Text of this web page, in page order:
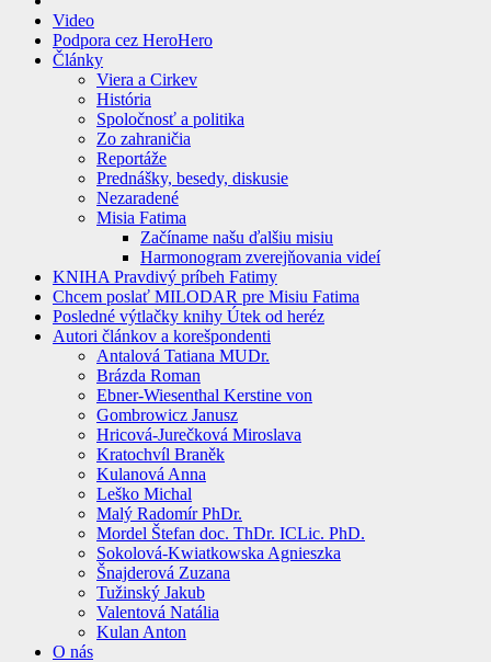
Video
Podpora cez HeroHero
Články
Viera a Cirkev
História
Spoločnosť a politika
Zo zahraničia
Reportáže
Prednášky, besedy, diskusie
Nezaradené
Misia Fatima
Začíname našu ďalšiu misiu
Harmonogram zverejňovania videí
KNIHA Pravdivý príbeh Fatimy
Chcem poslať MILODAR pre Misiu Fatima
Posledné výtlačky knihy Útek od heréz
Autori článkov a korešpondenti
Antalová Tatiana MUDr.
Brázda Roman
Ebner-Wiesenthal Kerstine von
Gombrowicz Janusz
Hricová-Jurečková Miroslava
Kratochvíl Braněk
Kulanová Anna
Leško Michal
Malý Radomír PhDr.
Mordel Štefan doc. ThDr. ICLic. PhD.
Sokolová-Kwiatkowska Agnieszka
Šnajderová Zuzana
Tužinský Jakub
Valentová Natália
Kulan Anton
O nás